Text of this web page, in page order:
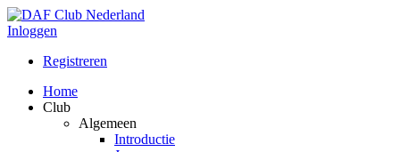
Inloggen
Registreren
Home
Club
Algemeen
Introductie